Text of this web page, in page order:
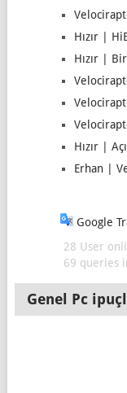
Hızır |
Hızır |
Hızır |
Erhan |
Google
28 User
69 queries
Genel Pc